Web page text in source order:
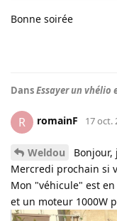
Bonne soirée
DansEssayer un vhélio
R romainF 17 oct.
Weldou
Mercredi prochain si
Mon "véhicule" est
et un moteur 1000W